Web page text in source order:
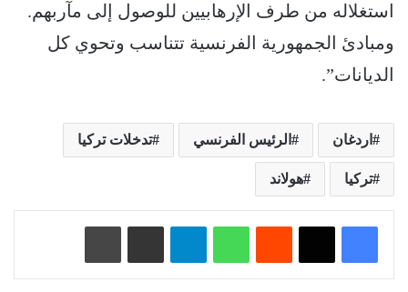
استغلاله من طرف الإرهابيين للوصول إلى مآربهم.
ومبادئ الجمهورية الفرنسية تتناسب وتحوي كل
الديانات”.
اردغان الرئيس الفرنسي تدخلات تركيا
تركيا هولاند
واتساب تيلقرام